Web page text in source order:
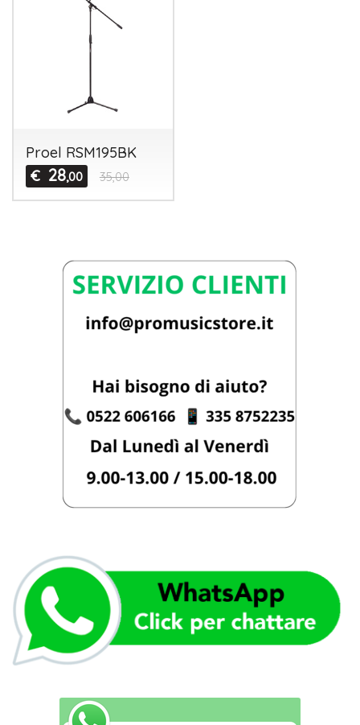
Proel RSM195BK
€ 28,00 35,00